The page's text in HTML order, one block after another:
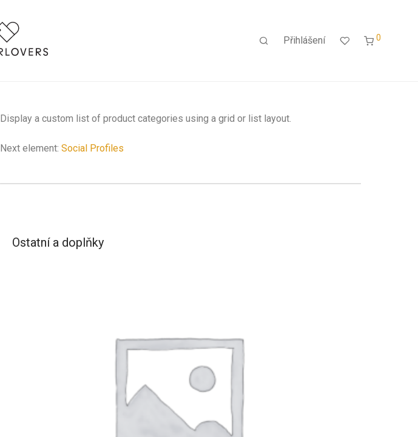
Přihlášení 0
Display a custom list of product categories using a grid or list layout.
Next element: Social Profiles
Ostatní a doplňky